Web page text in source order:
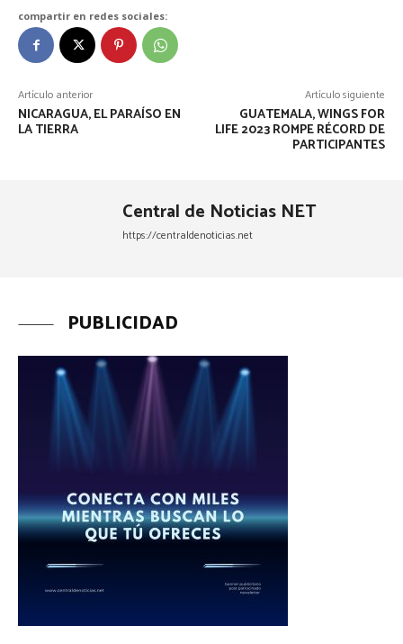
compartir en redes sociales:
Artículo anterior
NICARAGUA, EL PARAÍSO EN
LA TIERRA
Artículo siguiente
GUATEMALA, WINGS FOR
LIFE 2023 ROMPE RÉCORD DE
PARTICIPANTES
Central de Noticias NET
https://centraldenoticias.net
PUBLICIDAD